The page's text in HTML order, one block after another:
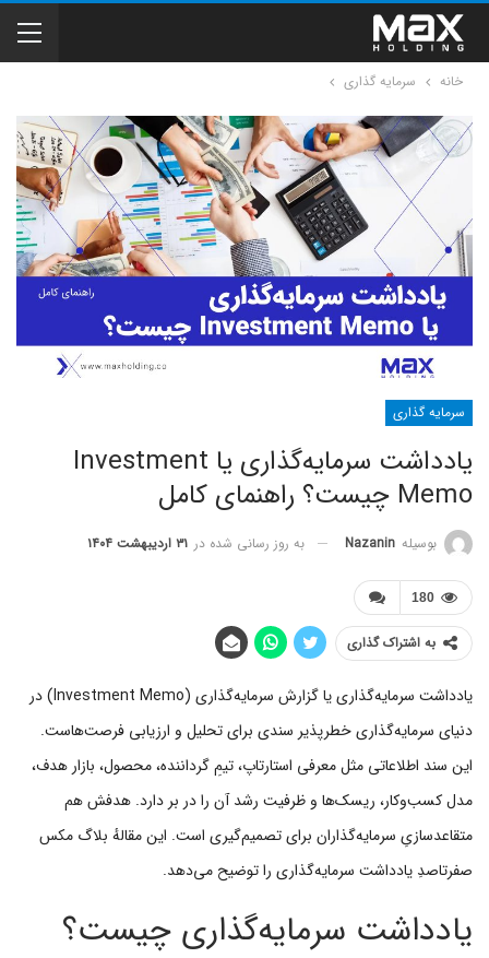
خانه سرمایه گذاری
سرمایه گذاری
یادداشت سرمایه‌گذاری یا Investment
Memo چیست؟ راهنمای کامل
بوسیله Nazanin به روز رسانی شده در ۳۱ اردیبهشت ۱۴۰۴
180
به اشتراک گذاری
یادداشت سرمایه‌گذاری یا گزارش سرمایه‌گذاری (Investment Memo) در
دنیای سرمایه‌گذاری خطرپذیر سندی برای تحلیل و ارزیابی فرصت‌هاست.
این سند اطلاعاتی مثل معرفی استارتاپ، تیمِ گرداننده، محصول، بازار هدف،
مدل کسب‌وکار، ریسک‌ها و ظرفیت رشد آن را در بر دارد. هدفش هم
متقاعدسازیِ سرمایه‌گذاران برای تصمیم‌گیری است. این مقالهٔ بلاگ مکس
صفرتاصدِ یادداشت سرمایه‌گذاری را توضیح می‌دهد.
یادداشت سرمایه‌گذاری چیست؟